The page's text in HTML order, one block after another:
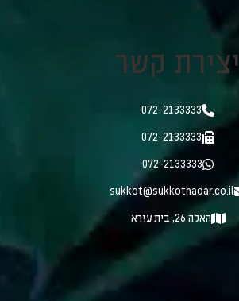
יצירת קשר
072-2133333
072-2133333
072-2133333
sukkot@sukkothadar.co.il
האלה 26, בית עזרא